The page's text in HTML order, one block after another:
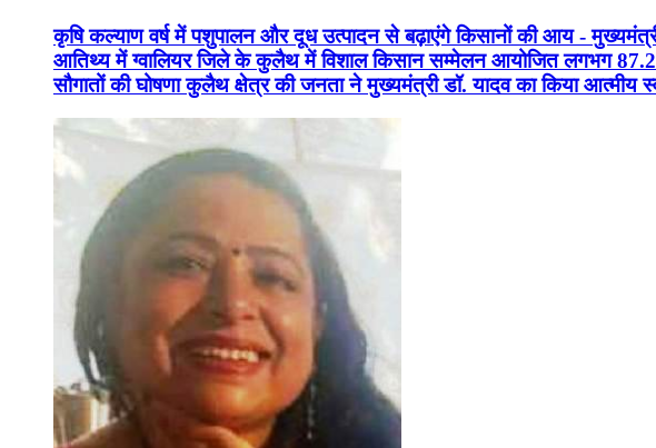
कृषि कल्याण वर्ष में पशुपालन और दूध उत्पादन से बढ़ाएंगे किसानों की आय -
आतिथ्य में ग्वालियर जिले के कुलैथ में विशाल किसान सम्मेलन आयोजित लगभग
सौगातों की घोषणा कुलैथ क्षेत्र की जनता ने मुख्यमंत्री डॉ. यादव का किया आत्मीय